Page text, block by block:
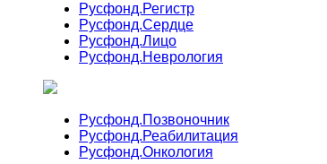
Русфонд.Регистр
Русфонд.Сердце
Русфонд.Лицо
Русфонд.Неврология
Русфонд.Позвоночник
Русфонд.Реабилитация
Русфонд.Онкология